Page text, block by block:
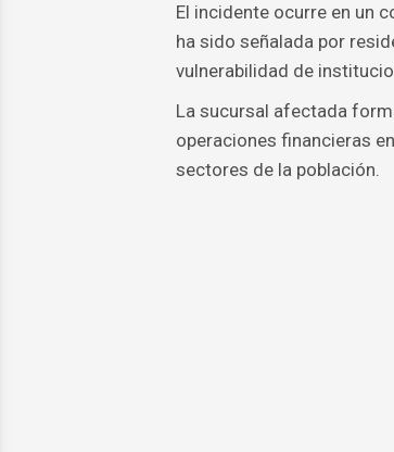
El incidente ocurre en un
ha sido señalada por
vulnerabilidad de
La sucursal afectada
operaciones financieras
sectores de la población.